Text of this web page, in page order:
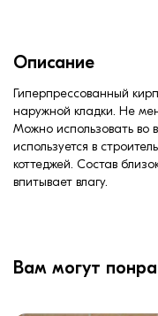
Описание
Гиперпрессованный
наружной кладки. Не
Можно использовать во
используется в
коттеджей. Состав
впитывает влагу.
Вам могут